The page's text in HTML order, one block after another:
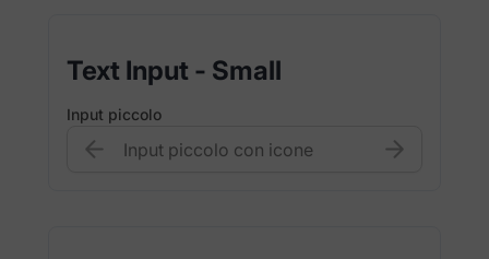
Text Input - Small
Input piccolo